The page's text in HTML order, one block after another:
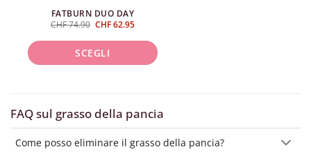
scelte
pagina
del
FATBURN DUO DAY
CHF74.90 Il
originale
era:
CHF 74.90.
CHF62.95Il
attuale
CHF 62.95.
SCEGLI
FAQ sul grasso della pancia
Come posso eliminare il grasso della pancia?